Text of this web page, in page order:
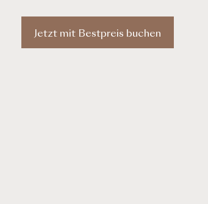
Jetzt mit Bestpreis buchen